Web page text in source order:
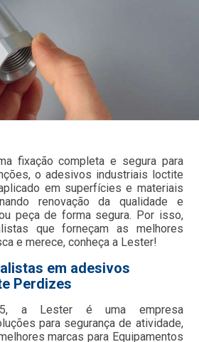
fixação completa e segura para
o adesivos industriais loctite
em superfícies e materiais
renovação da qualidade e
peça de forma segura. Por isso,
que forneçam as melhores
e merece, conheça a Lester!
em adesivos
Perdizes
a Lester é uma empresa
para segurança de atividade,
marcas para Equipamentos